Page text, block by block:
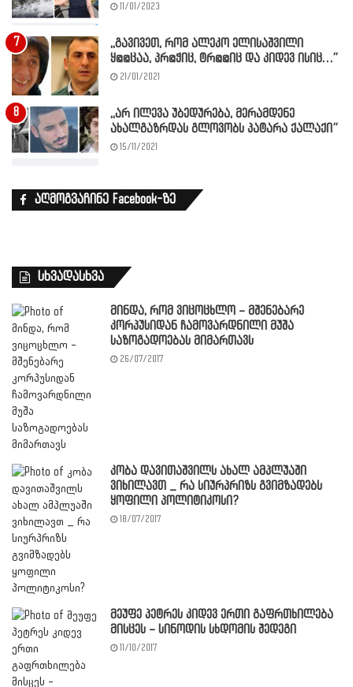
11/01/2023
,,გავივეთ, რომ ალეკო ელისაშვილი
ყ@@ცაა, პრ@ჭიც, ტრ@@იც და კიდევ ისიც…”
21/01/2021
,,არ ილევა უბედურება, მერამდენე
ახალგაზრდას გლოვობს პატარა ქალაქი”
15/11/2021
აღმოგვაჩინე Facebook-ზე
სხვადასხვა
მინდა, რომ ვიცოცხლო – მშენებარე
კორპუსიდან ჩამოვარდნილი მუშა
საზოგადოებას მიმართავს
26/07/2017
კობა დავითაშვილს ახალ ამპლუაში
ვიხილავთ _ რა სიურპრიზს გვიმზადებს
ყოფილი პოლიტიკოსი?
18/07/2017
მეუფე პეტრეს კიდევ ერთი გაფრთხილება
მისცეს – სინოდის სხდომის შედეგი
11/10/2017